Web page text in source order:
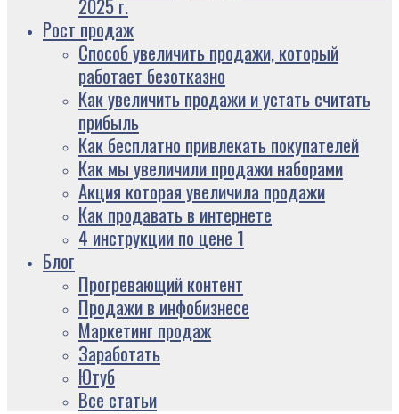
2025 г.
Рост продаж
Способ увеличить продажи, который
работает безотказно
Как увеличить продажи и устать считать
прибыль
Как бесплатно привлекать покупателей
Как мы увеличили продажи наборами
Акция которая увеличила продажи
Как продавать в интернете
4 инструкции по цене 1
Блог
Прогревающий контент
Продажи в инфобизнесе
Маркетинг продаж
Заработать
Ютуб
Все статьи